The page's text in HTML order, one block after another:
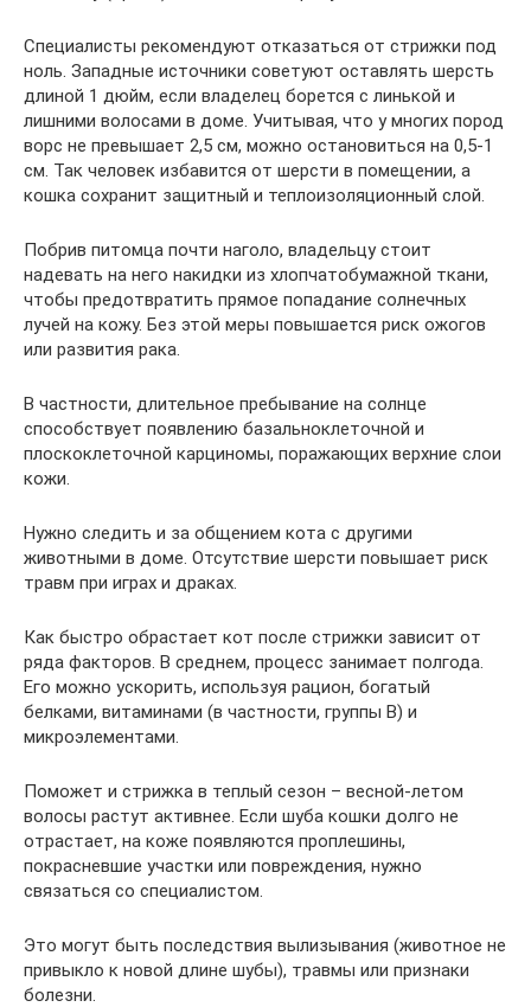
Специалисты рекомендуют отказаться от стрижки под
ноль. Западные источники советуют оставлять шерсть
длиной 1 дюйм, если владелец борется с линькой и
лишними волосами в доме. Учитывая, что у многих пород
ворс не превышает 2,5 см, можно остановиться на 0,5-1
см. Так человек избавится от шерсти в помещении, а
кошка сохранит защитный и теплоизоляционный слой.
Побрив питомца почти наголо, владельцу стоит
надевать на него накидки из хлопчатобумажной ткани,
чтобы предотвратить прямое попадание солнечных
лучей на кожу. Без этой меры повышается риск ожогов
или развития рака.
В частности, длительное пребывание на солнце
способствует появлению базальноклеточной и
плоскоклеточной карциномы, поражающих верхние слои
кожи.
Нужно следить и за общением кота с другими
животными в доме. Отсутствие шерсти повышает риск
травм при играх и драках.
Как быстро обрастает кот после стрижки зависит от
ряда факторов. В среднем, процесс занимает полгода.
Его можно ускорить, используя рацион, богатый
белками, витаминами (в частности, группы В) и
микроэлементами.
Поможет и стрижка в теплый сезон – весной-летом
волосы растут активнее. Если шуба кошки долго не
отрастает, на коже появляются проплешины,
покрасневшие участки или повреждения, нужно
связаться со специалистом.
Это могут быть последствия вылизывания (животное не
привыкло к новой длине шубы), травмы или признаки
болезни.